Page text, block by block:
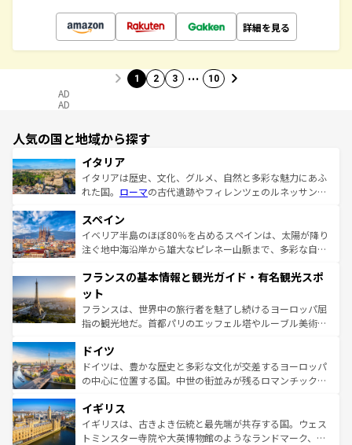
詳細を見る
1 2 3 … 10
AD
AD
人気の国と地域から探す
イタリア
イタリアは歴史、文化、グルメ、自然と多彩な魅力にあふ
れた国。 ローマの古代遺跡やフィレンツェのルネッサンス
ろん、トスカーナの美しい田園風景やアマルフィ海岸の絶
景など、自然景観も見逃せない。観光の合間には、本場の
ピザやパスタなど、絶品のイタリア料理を堪能することも
ませてくれるイタリアで、忘れられない旅をしてみよう！
なお、新着のイタリア情報は
しい。
スペイン
イベリア半島のほぼ80％を占めるスペインは、太陽が降り
注ぐ地中海沿岸から雄大なピレネー山脈まで、多彩な自然
文化が根付くこの国では、情熱的なフラメンコ、熱気あふ
れる闘牛、そして美味しいタパスが生活の一部となってい
る。首都マドリードの洗練された雰囲気や、バルセロナの
アートに溢れた街角から、地方では古代ローマ遺跡や中世
せる。地方によって風土や気候が異なるスペインはその個
性で訪れる人を魅了する。 なお、新着のスペイン情報は コ
ンテンツ一覧を参照してほしい。
フランスの基本情報と観光ガイド・有名観光スポ
ット
フランスは、世界中の旅行者を魅了し続けるヨーロッパ屈
指の観光地だ。首都パリのエッフェル塔やルーブル美術館
で、幅広い魅力が詰まっている。華麗な宮殿、歴史的な大
聖堂、美しいビーチ、そして豊かな自然が、訪れる者を心
から魅了する。また、フランスは美食の国としても知ら
いる。シャンパンの発祥地であるランス、プロヴァンスの
香り高いラベンダー畑など、多彩な楽しみ方が可能だ。さ
らに、パリ以外の地域にも魅力が溢れており、どの街角に
ドイツ
ドイツは、豊かな歴史と多彩な文化が交差するヨーロッパ
の中心に位置する国。中世の街並みが残るロマンチック街
顔を持つこの国は、どこを歩いても飽きることがない。ベ
ルリンの文化的活気、バイエルン州のアルプスの絶景、そ
してライン川沿いのワイン畑といった風景は必見。ビール
イギリス
イギリスは、古きよき伝統と最先端が共存する国。ウェス
トミンスター寺院や大英博物館のようなランドマーク、歴